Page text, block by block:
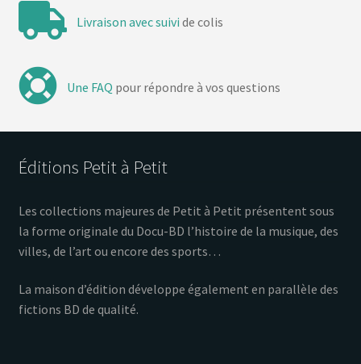
Livraison avec suivi de colis
Une FAQ pour répondre à vos questions
Éditions Petit à Petit
Les collections majeures de Petit à Petit présentent sous
la forme originale du Docu-BD l’histoire de la musique, des
villes, de l’art ou encore des sports…
La maison d’édition développe également en parallèle des
fictions BD de qualité.